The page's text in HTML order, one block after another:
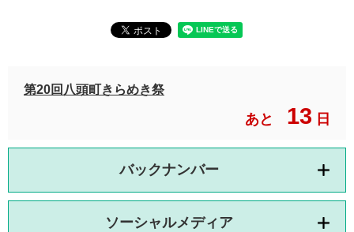
第20回八頭町きらめき祭
あと 13 日
バックナンバー
ソーシャルメディア